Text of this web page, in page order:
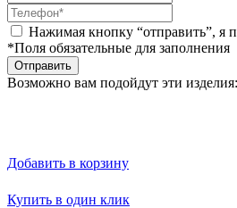
Нажимая кнопку “отправить”, я
*Поля обязательные для заполнения
Отправить
Возможно вам подойдут эти изделия:
Добавить в корзину
Купить в один клик